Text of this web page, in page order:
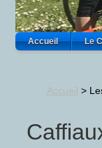
Accueil Le
Accueil >